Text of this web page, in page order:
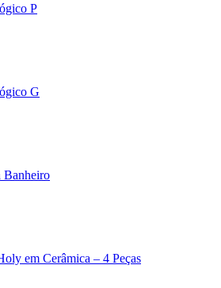
P
G
Banheiro
em Cerâmica – 4 Peças